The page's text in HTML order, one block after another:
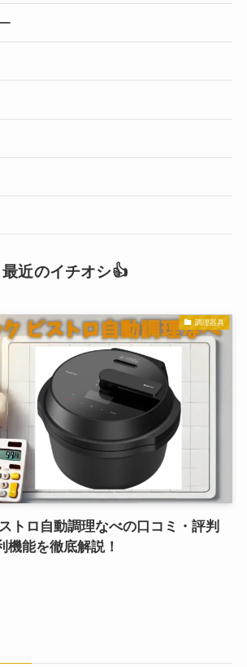
最近のイチオシ👍
調理器具
トロ自動調理なべの口コミ・評判
機能を徹底解説！